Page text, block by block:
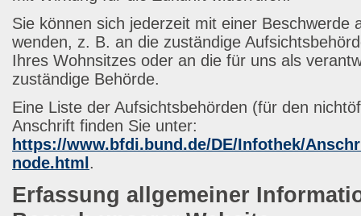
Sie können sich jederzeit mit einer Beschwerde
wenden, z. B. an die zuständige
Ihres Wohnsitzes oder an die für uns als
zuständige Behörde.
Eine Liste der Aufsichtsbehörden (für den
Anschrift finden Sie unter:
https://www.bfdi.bund.de/DE/Infothek/
node.html .
Erfassung allgemeiner